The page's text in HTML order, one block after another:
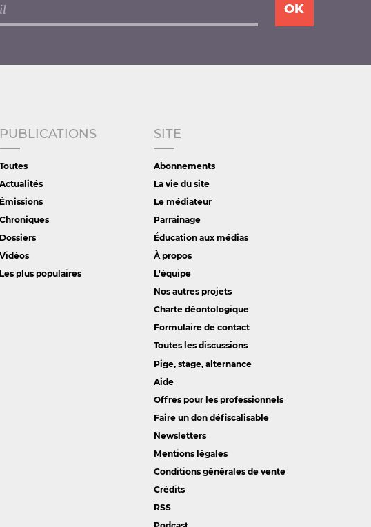
PUBLICATIONS
Toutes
Actualités
Émissions
Chroniques
Dossiers
Vidéos
Les plus populaires
SITE
Abonnements
La vie du site
Le médiateur
Parrainage
Éducation aux médias
À propos
L'équipe
Nos autres projets
Charte déontologique
Formulaire de contact
Toutes les discussions
Pige, stage, alternance
Aide
Offres pour les professionnels
Faire un don défiscalisable
Newsletters
Mentions légales
Conditions générales de vente
Crédits
RSS